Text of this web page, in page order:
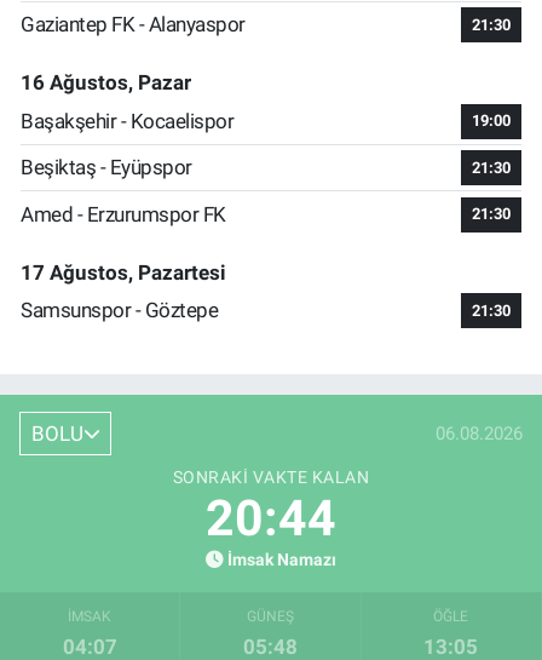
Gaziantep FK - Alanyaspor 21:30
16 Ağustos, Pazar
Başakşehir - Kocaelispor
19:00
Beşiktaş - Eyüpspor 21:30
Amed - Erzurumspor FK 21:30
17 Ağustos, Pazartesi
Samsunspor - Göztepe
21:30
BOLU 06.08.2026
SONRAKI VAKTE KALAN
20:43
İmsak Namazı
İMSAK
04:07
GÜNEŞ
05:48
ÖĞLE
13:05